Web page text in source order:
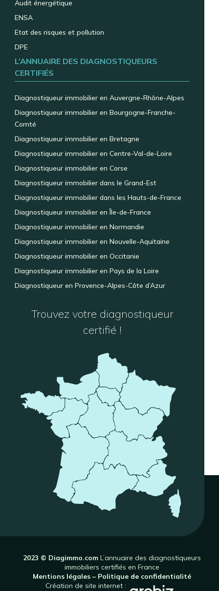
Audit énergétique
ENSA
Etat des risques et pollution
DPE
L’ANNUAIRE DES DIAGNOSTIQUEURS
CERTIFIÉS
Diagnostiqueur immobilier en Auvergne-Rhône-Alpes
Diagnostiqueur immobilier en Bourgogne-Franche-
Comté
Diagnostiqueur immobilier en Bretagne
Diagnostiqueur immobilier en Centre-Val-de-Loire
Diagnostiqueur immobilier en Corse
Diagnostiqueur immobilier dans le Grand-Est
Diagnostiqueur immobilier dans les Hauts-de-France
Diagnostiqueur immobilier en Île-de-France
Diagnostiqueur immobilier en Normandie
Diagnostiqueur immobilier en Nouvelle-Aquitaine
Diagnostiqueur immobilier en Occitanie
Diagnostiqueur immobilier en Pays de la Loire
Diagnostiqueur en Provence-Alpes-Côte d’Azur
Trouvez votre diagnostiqueur
certifié !
2023 © Diagimmo.com L’annuaire des diagnostiqueurs
immobiliers certifiés en France
Mentions légales – Politique de confidentialité
Création de site internet :